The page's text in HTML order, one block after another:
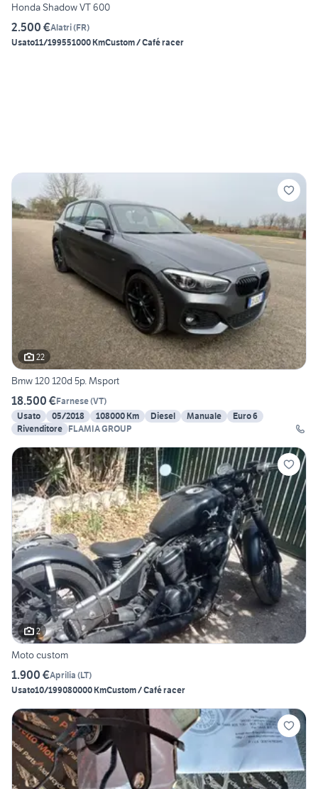
Honda Shadow VT 600
2.500 €Alatri(FR)
Usato11/199551000 KmCustom / Café racer
22
Bmw 120 120d 5p. Msport
18.500 €Farnese(VT)
Usato
05/2018 108000 Km Diesel Manuale
Euro 6
Rivenditore FLAMIA GROUP
2
Moto custom
1.900 €Aprilia (LT)
Usato10/199080000 KmCustom / Café racer